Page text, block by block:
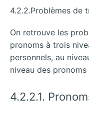
4.2.2.Problèmes de
On retrouve les
pronoms à trois
personnels, au
niveau des
4.2.2.1.